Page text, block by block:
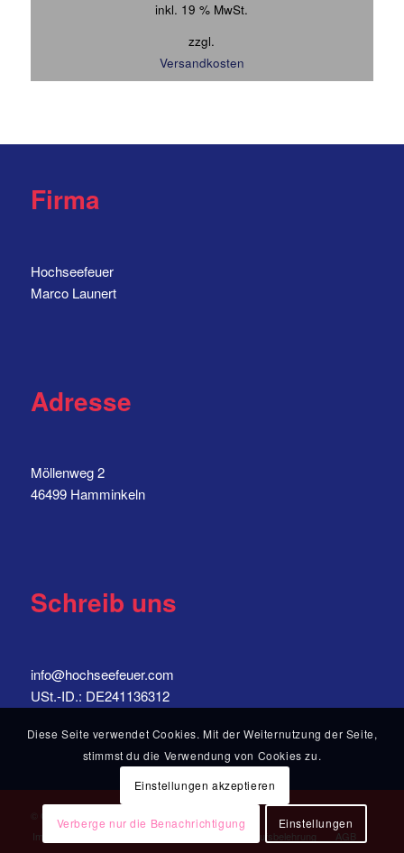
inkl. 19 % MwSt.
zzgl.
Versandkosten
Firma
Hochseefeuer
Marco Launert
Adresse
Möllenweg 2
46499 Hamminkeln
Schreib uns
info@hochseefeuer.com
USt.-ID.: DE241136312
© Copyright - hochseefeuer.com
Impressum
Widerrufsbelehrung AGB
Diese Seite verwendet Cookies. Mit der Weiternutzung der Seite,
stimmst du die Verwendung von Cookies zu.
Einstellungen akzeptieren
Verberge nur die Benachrichtigung Einstellungen